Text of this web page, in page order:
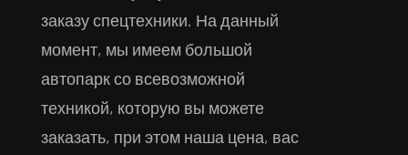
заказу спецтехники. На данный
момент, мы имеем большой
автопарк со всевозможной
техникой, которую вы можете
заказать, при этом наша цена, вас